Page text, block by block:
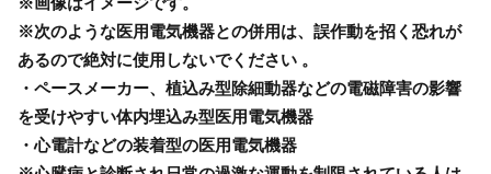
※次のような医用電気機器との併用は、誤作動を招く恐れが
あるので絶対に使用しないでください 。
・ペースメーカー、植込み型除細動器などの電磁障害の影響
を受けやすい体内埋込み型医用電気機器
・心電計などの装着型の医用電気機器